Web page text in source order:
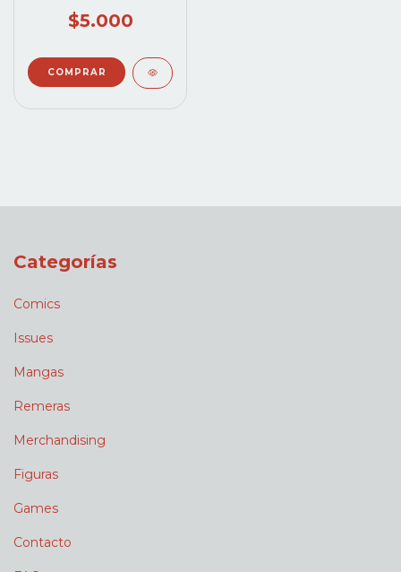
$5.000
Categorías
Comics
Issues
Mangas
Remeras
Merchandising
Figuras
Games
Contacto